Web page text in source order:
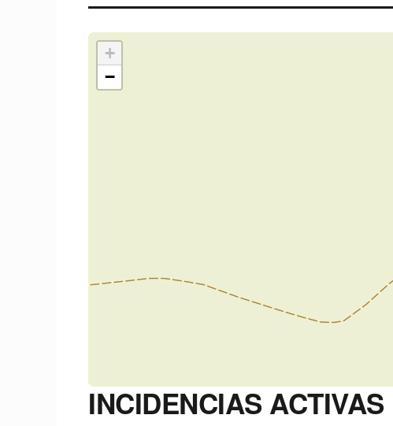
+
−
INCIDENCIAS